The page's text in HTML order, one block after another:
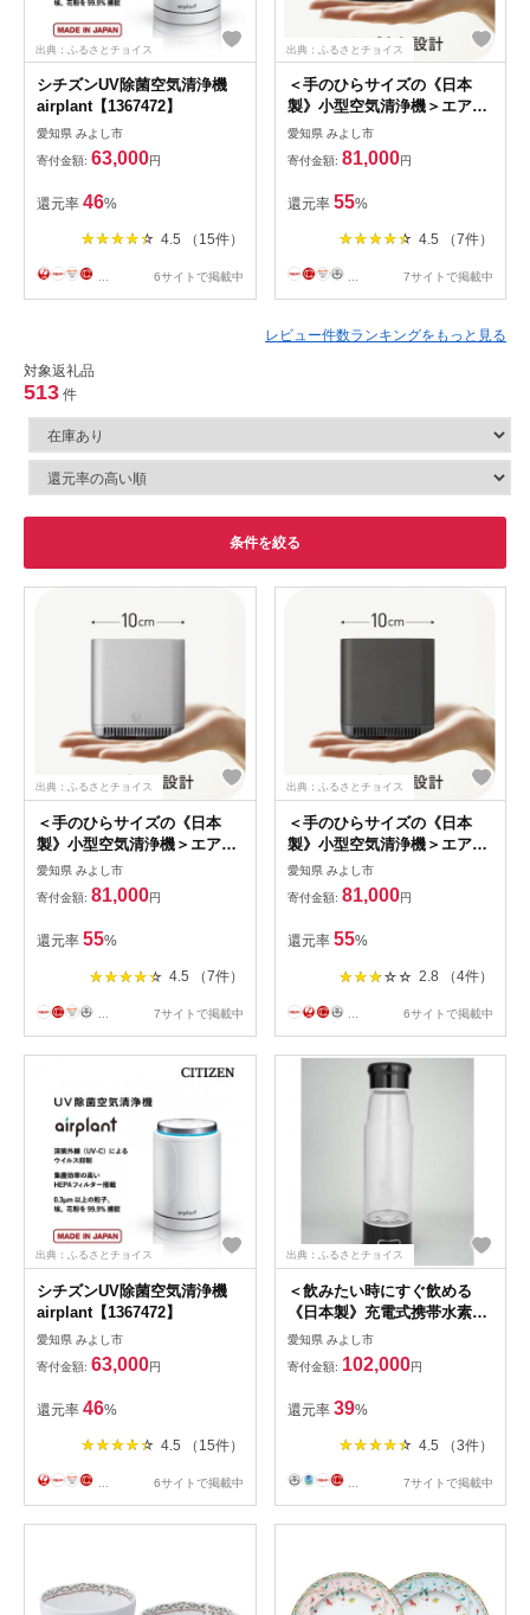
出典：ふるさとチョイス
シチズンUV除菌空気清浄機
airplant【1367472】
愛知県 みよし市
寄付金額: 63,000円
還元率 46%
4.5 （15件）
6サイトで掲載中
出典：ふるさとチョイス
＜手のひらサイズの《日本
製》小型空気清浄機＞エアプ
ロテクターエアペックAP-
2K20SVシルバー
【1264666】
愛知県 みよし市
寄付金額: 81,000円
還元率 55%
4.5 （7件）
7サイトで掲載中
レビュー件数ランキングをもっと見る
対象返礼品
513 件
条件を絞る
出典：ふるさとチョイス
＜手のひらサイズの《日本
製》小型空気清浄機＞エアプ
ロテクターエアペックAP-
2K20SVシルバー
【1264666】
愛知県 みよし市
寄付金額: 81,000円
還元率 55%
4.5 （7件）
7サイトで掲載中
出典：ふるさとチョイス
＜手のひらサイズの《日本
製》小型空気清浄機＞エアプ
ロテクターエアペックAP-
2K20DGディムグレイ
【1264663】
愛知県 みよし市
寄付金額: 81,000円
還元率 55%
2.8 （4件）
6サイトで掲載中
出典：ふるさとチョイス
シチズンUV除菌空気清浄機
airplant【1367472】
愛知県 みよし市
寄付金額: 63,000円
還元率 46%
4.5 （15件）
6サイトで掲載中
出典：ふるさとチョイス
＜飲みたい時にすぐ飲める
《日本製》充電式携帯水素水
生成器＞エイチツープラス B-
1501BKブラック【1262218】
愛知県 みよし市
寄付金額: 102,000円
還元率 39%
4.5 （3件）
7サイトで掲載中